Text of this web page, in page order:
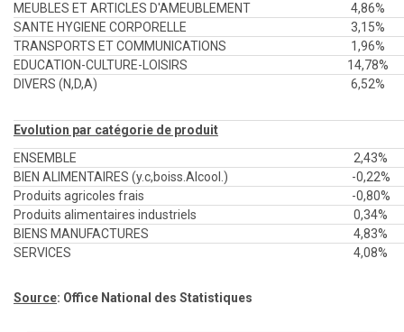
MEUBLES ET ARTICLES D'AMEUBLEMENT
4,86%
SANTE HYGIENE CORPORELLE
3,15%
TRANSPORTS ET COMMUNICATIONS
1,96%
EDUCATION-CULTURE-LOISIRS
14,78%
DIVERS (N,D,A)
6,52%
Evolution par catégorie de produit
ENSEMBLE
2,43%
BIEN ALIMENTAIRES (y.c,boiss.Alcool.)
-0,22%
Produits agricoles frais
-0,80%
Produits alimentaires industriels
0,34%
BIENS MANUFACTURES
4,83%
SERVICES
4,08%
Source: Office National des Statistiques